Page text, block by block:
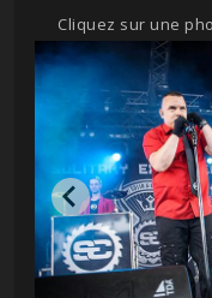
Cliquez sur une